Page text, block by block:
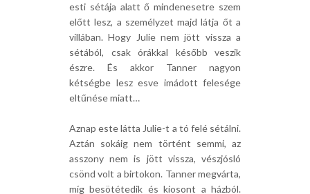
esti sétája alatt ő mindenesetre szem
előtt lesz, a személyzet majd látja őt a
villában. Hogy Julie nem jött vissza a
sétából, csak órákkal később veszik
észre. És akkor Tanner nagyon
kétségbe lesz esve imádott felesége
eltűnése miatt…
Aznap este látta Julie-t a tó felé sétálni.
Aztán sokáig nem történt semmi, az
asszony nem is jött vissza, vészjósló
csönd volt a birtokon. Tanner megvárta,
míg besötétedik és kiosont a házból.